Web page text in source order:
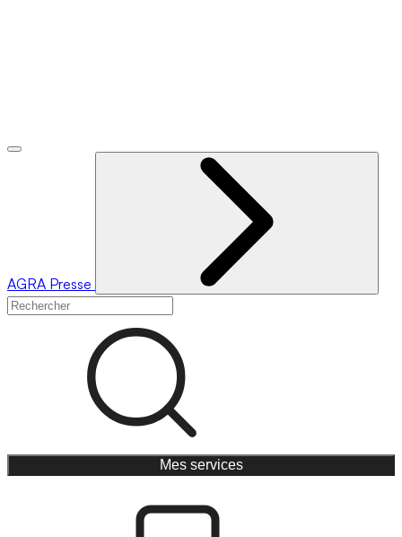
AGRA Presse
Mes services